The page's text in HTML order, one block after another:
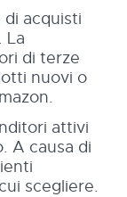
acquisti
. La
di terze
nuovi o
attivi
A causa di
scegliere.